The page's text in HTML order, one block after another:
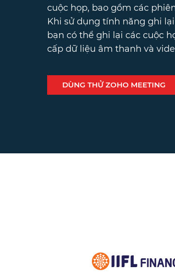
cuộc họp, bao gồm các
Khi sử dụng tính năng ghi
bạn có thể ghi lại các cuộc
cấp dữ liệu âm thanh và
DÙNG THỬ ZOHO MEETING